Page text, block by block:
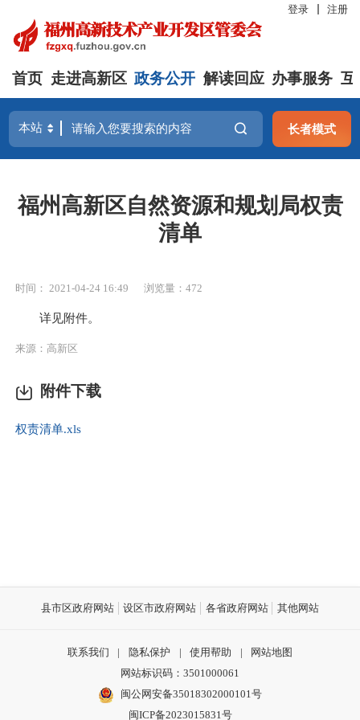
登录 注册
首页 走进高新区 政务公开 解读回应 办事服务 互
长者模式
福州高新区自然资源和规划局权责
清单
时间： 2021-04-24 16:49 浏览量：472
详见附件。
来源：高新区
附件下载
权责清单.xls
县市区政府网站 设区市政府网站 各省政府网站 其他网站
联系我们 | 隐私保护 | 使用帮助 |
网站地图
网站标识码：3501000061
闽公网安备35018302000101号
闽ICP备2023015831号